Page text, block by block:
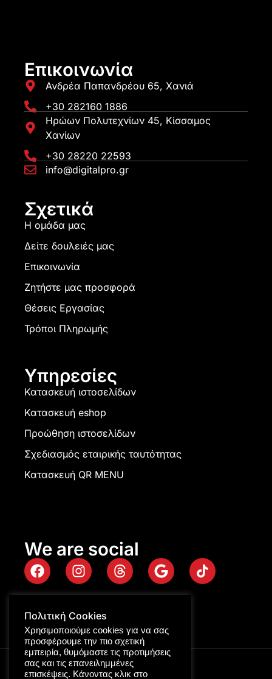
Επικοινωνία
Ανδρέα Παπανδρέου 65, Χανιά
+30 282160 1886
Ηρώων Πολυτεχνίων 45, Κίσσαμος
Χανίων
+30 28220 22593
info@digitalpro.gr
Σχετικά
Η ομάδα μας
Δείτε δουλειές μας
Επικοινωνία
Ζητήστε μας προσφορά
Θέσεις Εργασίας
Τρόποι Πληρωμής
Υπηρεσίες
Κατασκευή ιστοσελίδων
Κατασκευή eshop
Προώθηση ιστοσελίδων
Σχεδιασμός εταιρικής ταυτότητας
Κατασκευή QR MENU
We are social
Πολιτική Cookies
Χρησιμοποιούμε cookies για να σας
προσφέρουμε την πιο σχετική
εμπειρία, θυμόμαστε τις προτιμήσεις
σας και τις επανειλημμένες
επισκέψεις. Κάνοντας κλικ στο